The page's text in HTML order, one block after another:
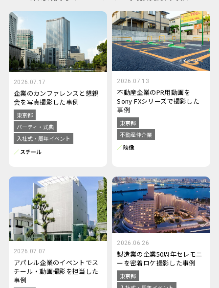
2026.07.17
企業のカンファレンスと懇親
会を写真撮影した事例
東京都
パーティ・式典
入社式・周年イベント
スチール
2026.07.13
不動産企業のPR用動画を
Sony FXシリーズで撮影した
事例
東京都
不動産仲介業
映像
2026.07.07
アパレル企業のイベントでス
チール・動画撮影を担当した
事例
2026.06.26
製造業の企業50周年セレモニ
ーを密着ロケ撮影した事例
東京都